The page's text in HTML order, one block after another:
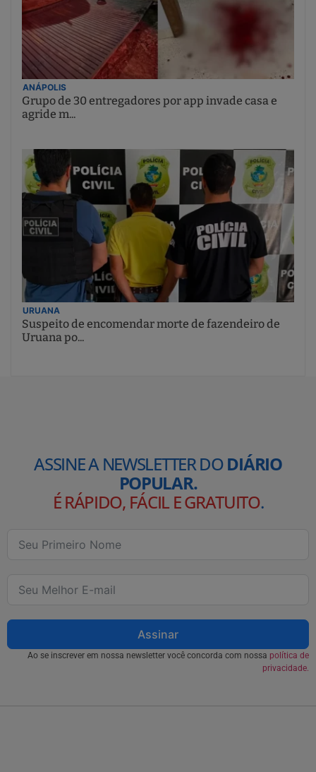
ANÁPOLIS
Grupo de 30 entregadores por app invade casa e
agride m...
URUANA
Suspeito de encomendar morte de fazendeiro de
Uruana po...
ASSINE A NEWSLETTER DODIÁRIO
POPULAR.
É RÁPIDO, FÁCIL E GRATUITO.
Assinar
Ao se inscrever em nossa newsletter você concorda com nossa política de
privacidade.